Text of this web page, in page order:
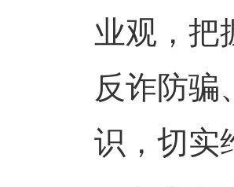
业观，把
反诈防骗
识，切实